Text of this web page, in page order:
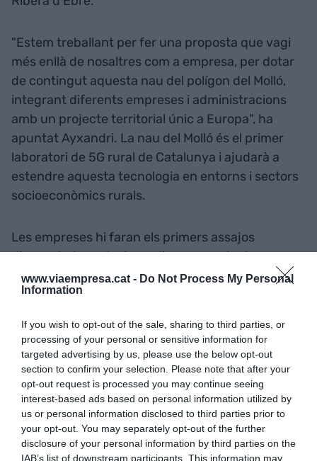
www.viaempresa.cat - Do Not Process My Personal
Information
If you wish to opt-out of the sale, sharing to third parties, or
processing of your personal or sensitive information for
targeted advertising by us, please use the below opt-out
section to confirm your selection. Please note that after your
opt-out request is processed you may continue seeing
interest-based ads based on personal information utilized by
us or personal information disclosed to third parties prior to
your opt-out. You may separately opt-out of the further
disclosure of your personal information by third parties on the
IAB’s list of downstream participants. This information may
"Estem treballant per fer una proposta que vagi
més enllà de nosaltres com a empresa, per dotar
de contingut aquesta nau del polígon del Molló,
integrant diferents empreses i administracions
amb un projecte territorial únic a Europa", ha
apuntat Ayxandri. La nau del Molló és el primer
laboratori de 5G rural de Catalunya i ajudarà a
estendre aquesta tecnologia en entorns i sectors
socioeconòmics rurals.
Les empreses hi faran els primers assajos
d'aquesta tecnologia en diversos projectes
d'R+D+I (Recerca, Desenvolupament i Innovació).
Concretament, es preveu que aquesta
i serveis de valor afegit, així com fer proves pilot
en entorns d'àmbit rural en sectors com
l'agroalimentari, el sociosanitari o l'energètic,
entre d'altres. La xarxa 5G també s'estendrà als
nuclis de població de Móra la Nova i Móra d'Ebre
enguany.